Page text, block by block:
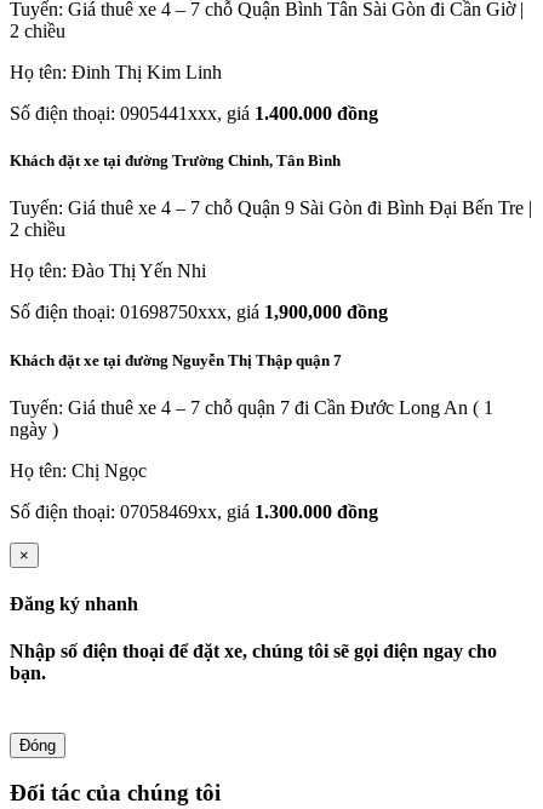
Tuyến: Giá thuê xe 4 – 7 chỗ Quận Bình Tân Sài Gòn đi Cần Giờ |
2 chiều
Họ tên: Đinh Thị Kim Linh
Số điện thoại: 0905441xxx, giá 1.400.000 đồng
Khách đặt xe tại đường Trường Chinh, Tân Bình
Tuyến: Giá thuê xe 4 – 7 chỗ Quận 9 Sài Gòn đi Bình Đại Bến Tre |
2 chiều
Họ tên: Đào Thị Yến Nhi
Số điện thoại: 01698750xxx, giá 1,900,000 đồng
Khách đặt xe tại đường Nguyễn Thị Thập quận 7
Tuyến: Giá thuê xe 4 – 7 chỗ quận 7 đi Cần Đước Long An ( 1
ngày )
Họ tên: Chị Ngọc
Số điện thoại: 07058469xx, giá 1.300.000 đồng
×
Đăng ký nhanh
Nhập số điện thoại để đặt xe, chúng tôi sẽ gọi điện ngay cho
bạn.
Đóng
Đối tác của chúng tôi